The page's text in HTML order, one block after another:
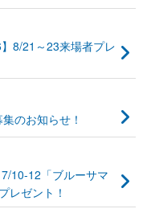
8/21～23来場者プレ
のお知らせ！
10-12「ブルーサマ
レゼント！